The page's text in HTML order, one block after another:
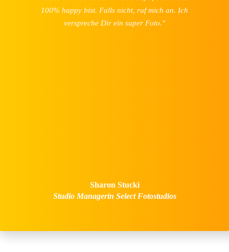
100% happy bist. Falls nicht, ruf mich an. Ich
verspreche Dir ein super Foto."
Sharon Stucki
Studio Managerin Select Fotostudios